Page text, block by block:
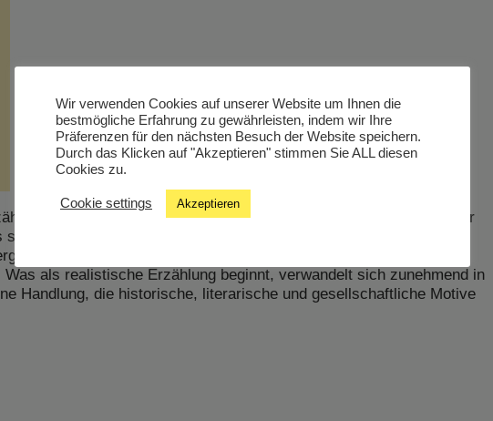
(namentlich identisch mit dem Autor), der nach dem Tod seiner
Kindheit zu verkaufen. Dort trifft er auf eine von einer
hat das Rhonetal geflutet und das Tal in eine abgeschottete,
als realistische Erzählung beginnt, verwandelt sich zunehmend in
Handlung, die historische, literarische und gesellschaftliche Motive
Wir verwenden Cookies auf unserer Website um Ihnen die
bestmögliche Erfahrung zu gewährleisten, indem wir Ihre
Präferenzen für den nächsten Besuch der Website speichern.
Durch das Klicken auf "Akzeptieren" stimmen Sie ALL diesen
Cookies zu.
Cookie settings Akzeptieren